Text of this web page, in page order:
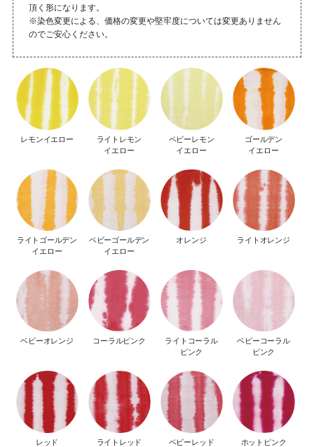
頂く形になります。
※染色変更による、価格の変更や堅牢度については変更ありません
のでご安心ください。
レモンイエロー
ライトレモン
イエロー
ベビーレモン
イエロー
ゴールデン
イエロー
ライトゴールデン
イエロー
ベビーゴールデン
イエロー
オレンジ ライトオレンジ
ベビーオレンジ コーラルピンク
ライトコーラル
ピンク
ベビーコーラル
ピンク
レッド ライトレッド ベビーレッド ホットピンク